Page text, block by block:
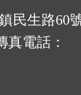
民生路60
真電話：